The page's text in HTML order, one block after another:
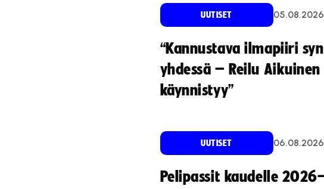
UUTISET 05.08.2026
“Kannustava ilmapiiri
yhdessä – Reilu
käynnistyy”
UUTISET 06.08.2026
Pelipassit kaudelle